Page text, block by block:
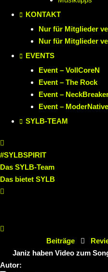
KONTAKT
Nur für Mitglieder
Nur für Mitglieder
EVENTS
Event – VollCoreN
Event – The Rock
Event –
Event – ModerNative
SYLB-TEAM
#SYLBSPIRIT
Das SYLB-Team
Das bietet SYLB
Beiträge
Janiz haben Video zum
Autor: